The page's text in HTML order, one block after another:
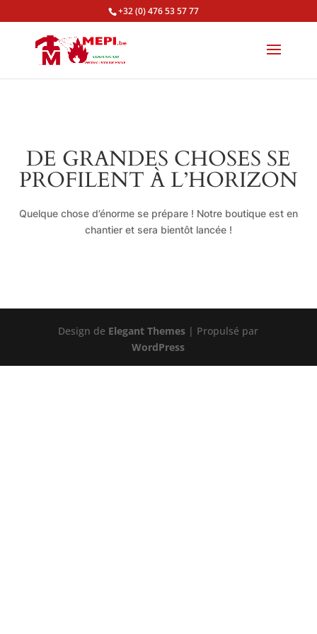
+32 (0) 476 53 57 77
DE GRANDES CHOSES SE
PROFILENT À L’HORIZON
Quelque chose d’énorme se prépare ! Notre boutique est en
chantier et sera bientôt lancée !
Design de Elegant Themes | Propulsé par
WordPress